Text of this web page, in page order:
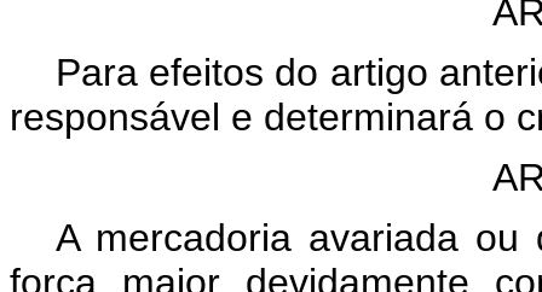
Para efeitos do artigo
responsável e determinará o
A mercadoria avariada
força maior devidamente